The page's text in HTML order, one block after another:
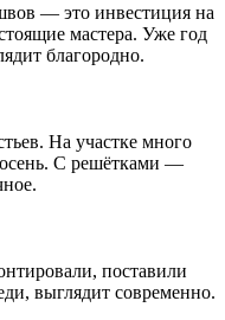
— это инвестиция на
мастера. Уже год
благородно.
На участке много
С решётками —
поставили
выглядит современно.